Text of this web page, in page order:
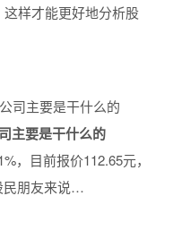
这样才能更好地分析股
主要是干什么的
，目前报价112.65元，
民朋友来说…